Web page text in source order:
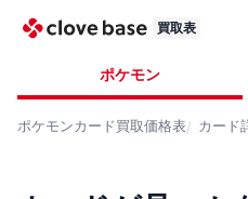
買取表
ポケモン
ポケモンカード買取価格表 カード